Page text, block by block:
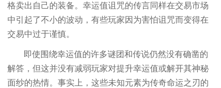
格卖出自己的装备。幸运值诅咒的传言同样在交易市场
中引起了不小的波动，有些玩家因为害怕诅咒而变得在
交易中过于谨慎。
即使围绕幸运值的许多谜团和传说仍然没有确凿的
解答，但这并没有减弱玩家对提升幸运值或解开其神秘
面纱的热情。事实上，这些未知元素为传奇命运之刃的